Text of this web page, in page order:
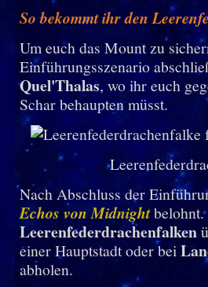
So bekommt ihr den
Um euch das Mount zu
Einführungsszenario
Quel'Thalas, wo ihr euch
Schar behaupten müsst.
Nach Abschluss der
Echos von Midnight
Leerenfederdrachenfalken
einer Hauptstadt oder bei
abholen.